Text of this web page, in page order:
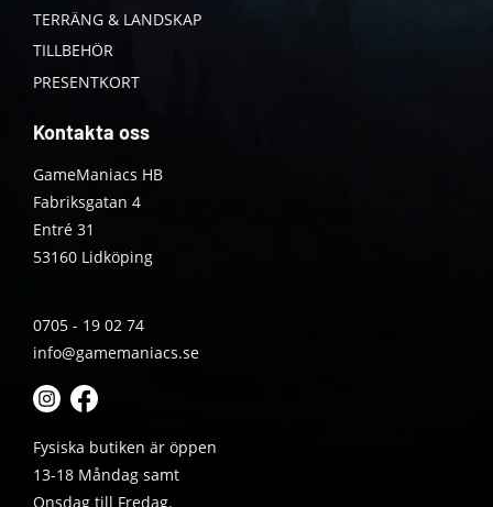
TERRÄNG & LANDSKAP
TILLBEHÖR
PRESENTKORT
Kontakta oss
GameManiacs HB
Fabriksgatan 4
Entré 31
53160 Lidköping
0705 - 19 02 74
info@gamemaniacs.se
Fysiska butiken är öppen
13-18 Måndag samt
Onsdag till Fredag.